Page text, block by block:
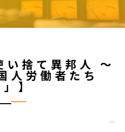
い捨て異邦人 ～
人労働者たち
」】